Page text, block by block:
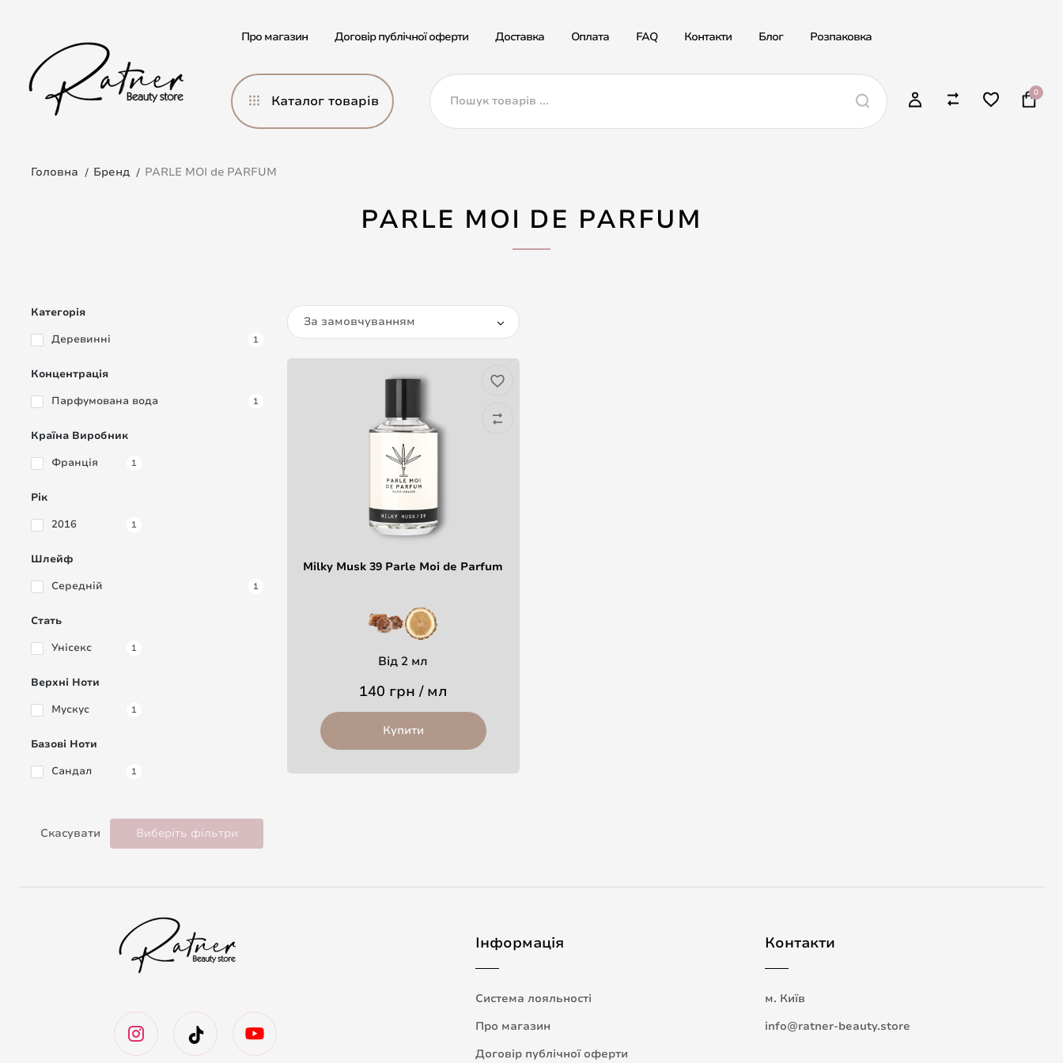
Про магазин Договір публічної оферти Доставка Оплата FAQ Контакти Блог Розпаковка
Каталог товарів 0
Головна Бренд PARLE MOI de PARFUM
PARLE MOI DE PARFUM
Категорія
Деревинні
1
Концентрація
Парфумована вода
1
Країна Виробник
Франція
1
Рік
2016
1
Шлейф
Середній
1
Стать
Унісекс
1
Верхні Ноти
Мускус
1
Базові Ноти
Сандал
1
Скасувати Виберіть фільтри
За замовчуванням
Milky Musk 39 Parle Moi de Parfum
Від 2 мл
140 грн / мл
Купити
Інформація
Система лояльності
Про магазин
Договір публічної оферти
Контакти
м. Київ
info@ratner-beauty.store